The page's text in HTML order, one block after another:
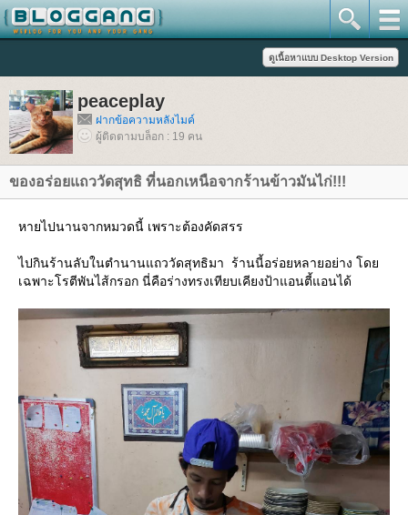
peaceplay
ฝากข้อความหลังไมค์
ผู้ติดตามบล็อก : 19 คน
ของอร่อยแถววัดสุทธิ ที่นอกเหนือจากร้านข้าวมันไก่!!!
หายไปนานจากหมวดนี้ เพราะต้องคัดสรร
ไปกินร้านลับในตำนานแถววัดสุทธิมา ร้านนี้อร่อยหลายอย่าง โด
เฉพาะโรตีพันไส้กรอก นี่คือร่างทรงเทียบเคียงป้าแอนตี้แอนได้